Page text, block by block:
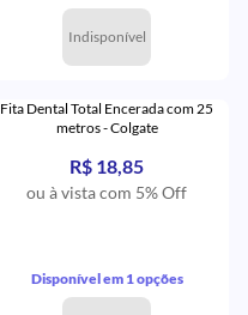
Indisponível
Fita Dental Total Encerada com 25
metros - Colgate
R$ 18,85
ou à vista com 5% Off
Disponível em 1 opções